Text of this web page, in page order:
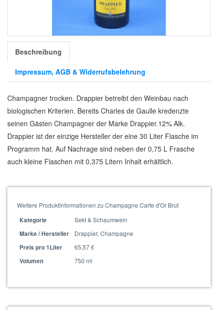
Beschreibung
Impressum, AGB & Widerrufsbelehrung
Champagner trocken. Drappier betreibt den Weinbau nach
biologischen Kriterien. Bereits Charles de Gaulle kredenzte
seinen Gästen Champagner der Marke Drappier.12% Alk.
Drappier ist der einzige Hersteller der eine 30 Liter Flasche im
Programm hat. Auf Nachrage sind neben der 0,75 L Frasche
auch kleine Flaschen mit 0,375 Litern Inhalt erhältlich.
Weitere Produktinformationen zu Champagne Carte d'Or Brut
Kategorie
Sekt & Schaumwein
Marke / Hersteller
Drappier, Champagne
Preis pro 1Liter
65,57 €
Volumen
750 ml